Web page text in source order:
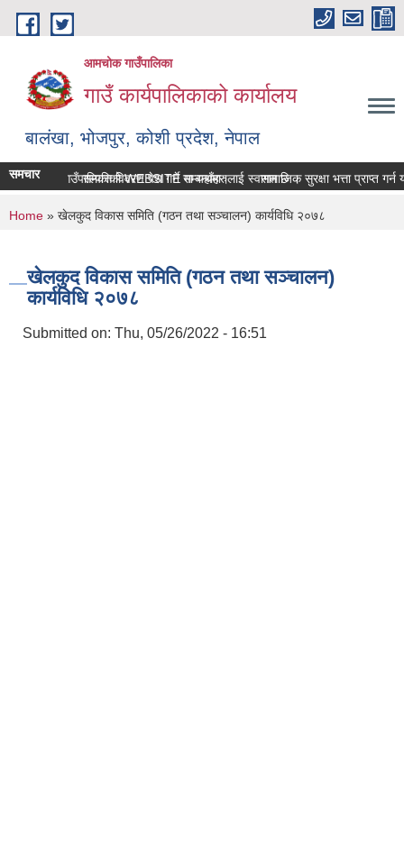
Skip to main content
आमचोक गाउँपालिका
गाउँ कार्यपालिकाको कार्यालय
बालंखा, भोजपुर, कोशी प्रदेश, नेपाल
आमचोक गउँपालिकाको WEBSITE मा यहाँहरुलाई स्वागत छ ।
समचार सम्पत्ति विवरण पेश गर्ने सम्बन्धमा। सामाजिक सुरक्षा भत्ता प्राप्‍त
You are here
Home » खेलकुद विकास समिति (गठन तथा सञ्चालन) कार्यविधि २०७८
खेलकुद विकास समिति (गठन तथा सञ्चालन)
कार्यविधि २०७८
Submitted on: Thu, 05/26/2022 - 16:51